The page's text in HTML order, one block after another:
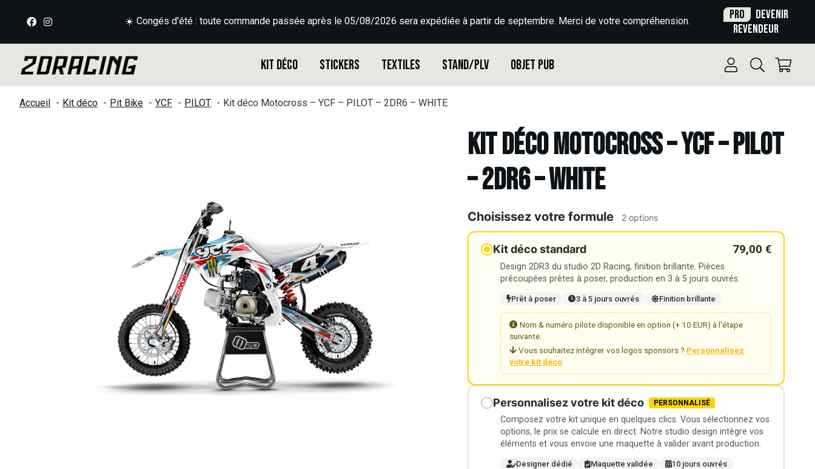
☀️ Congés d'été : toute commande passée après le 05/08/2026 sera expédiée à partir de septembre. Merci de votre compréhension. Pro
Devenir
revendeur
Kit déco Stickers Textiles Stand/PLV Objet Pub
Accueil Kit déco Pit Bike YCF PILOT Kit déco Motocross – YCF – PILOT – 2DR6 – WHITE
Kit déco Motocross – YCF – PILOT
– 2DR6 – WHITE
Choisissez votre formule 2 options
Kit déco standard 79,00 €
Design 2DR3 du studio 2D Racing, finition brillante. Pièces
précoupées prêtes à poser, production en 3 à 5 jours ouvrés.
Prêt à poser 3 à 5 jours ouvrés Finition brillante
Nom & numéro pilote disponible en option (+ 10 EUR) à l'étape
suivante.
Vous souhaitez intégrer vos logos sponsors ? Personnalisez
votre kit déco
Personnalisez votre kit déco PERSONNALISÉ
Composez votre kit unique en quelques clics. Vous sélectionnez vos
options, le prix se calcule en direct. Notre studio design intègre vos
éléments et vous envoie une maquette à valider avant production.
Designer dédié Maquette validée
10 jours ouvrés